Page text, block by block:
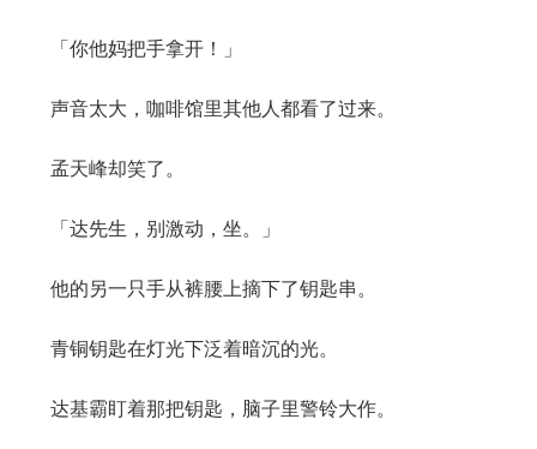
「你他妈把手拿开！」
声音太大，咖啡馆里其他人都看了过来。
孟天峰却笑了。
「达先生，别激动，坐。」
他的另一只手从裤腰上摘下了钥匙串。
青铜钥匙在灯光下泛着暗沉的光。
达基霸盯着那把钥匙，脑子里警铃大作。